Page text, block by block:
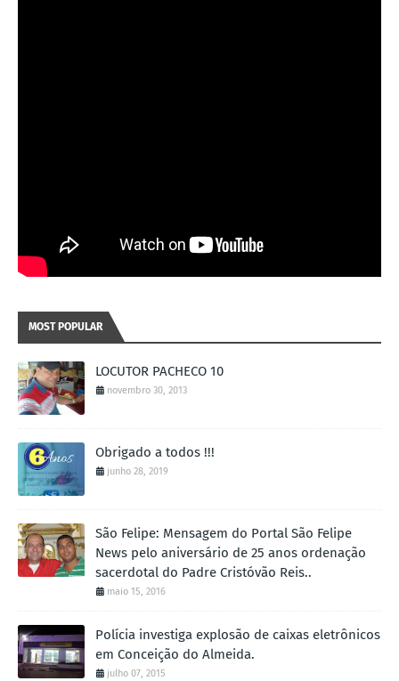
MOST POPULAR
LOCUTOR PACHECO 10
novembro 30, 2013
Obrigado a todos !!!
junho 28, 2019
São Felipe: Mensagem do Portal São Felipe
News pelo aniversário de 25 anos ordenação
sacerdotal do Padre Cristóvão Reis..
maio 15, 2016
Polícia investiga explosão de caixas eletrônicos
em Conceição do Almeida.
julho 07, 2015